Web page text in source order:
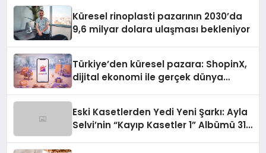
Küresel rinoplasti pazarının 2030’da
9,6 milyar dolara ulaşması bekleniyor
Türkiye’den küresel pazara: ShopinX,
dijital ekonomi ile gerçek dünya
Eski Kasetlerden Yedi Yeni Şarkı: Ayla
Selvi’nin “Kayıp Kasetler 1” Albümü 31